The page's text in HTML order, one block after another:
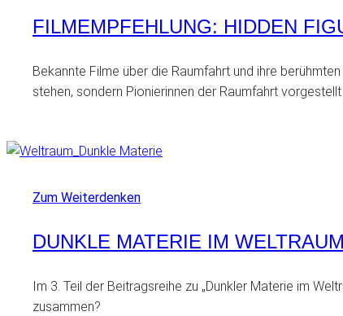
FILMEMPFEHLUNG: HIDDEN
Bekannte Filme über die Raumfahrt und ihre
stehen, sondern Pionierinnen der Raumfahrt
Zum Weiterdenken
DUNKLE MATERIE IM
Im 3. Teil der Beitragsreihe zu „Dunkler Materie im
zusammen?